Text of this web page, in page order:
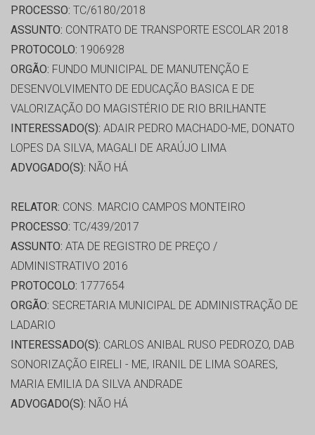
PROCESSO: TC/6180/2018
ASSUNTO: CONTRATO DE TRANSPORTE ESCOLAR 2018
PROTOCOLO: 1906928
ORGÃO: FUNDO MUNICIPAL DE MANUTENÇÃO E
DESENVOLVIMENTO DE EDUCAÇÃO BASICA E DE
VALORIZAÇÃO DO MAGISTÉRIO DE RIO BRILHANTE
INTERESSADO(S): ADAIR PEDRO MACHADO-ME, DONATO
LOPES DA SILVA, MAGALI DE ARAÚJO LIMA
ADVOGADO(S): NÃO HÁ
RELATOR: CONS. MARCIO CAMPOS MONTEIRO
PROCESSO: TC/439/2017
ASSUNTO: ATA DE REGISTRO DE PREÇO /
ADMINISTRATIVO 2016
PROTOCOLO: 1777654
ORGÃO: SECRETARIA MUNICIPAL DE ADMINISTRAÇÃO DE
LADARIO
INTERESSADO(S): CARLOS ANIBAL RUSO PEDROZO, DAB
SONORIZAÇÃO EIRELI - ME, IRANIL DE LIMA SOARES,
MARIA EMILIA DA SILVA ANDRADE
ADVOGADO(S): NÃO HÁ